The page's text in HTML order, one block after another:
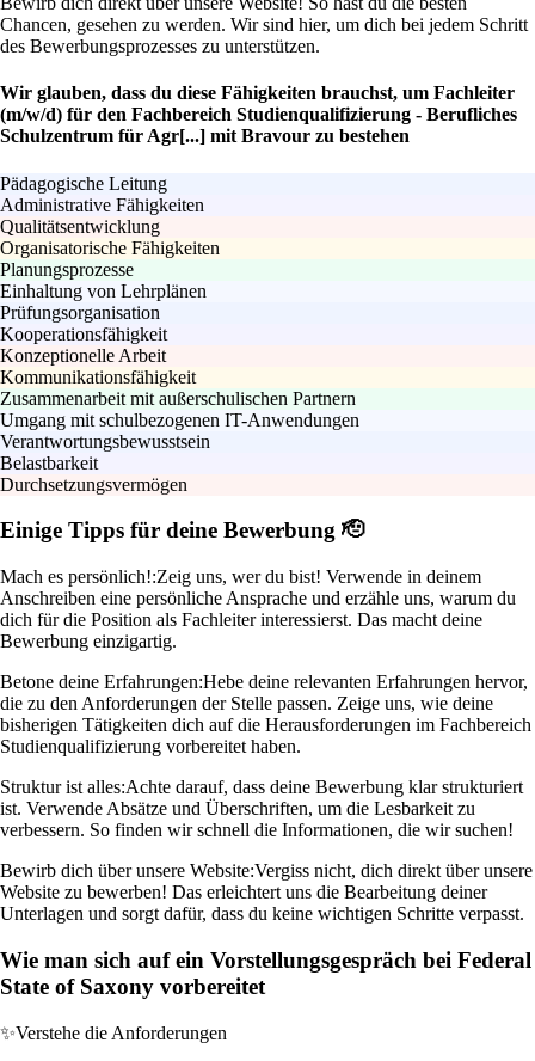
Chancen, gesehen zu werden. Wir sind hier, um dich bei jedem Schritt
des Bewerbungsprozesses zu unterstützen.
Wir glauben, dass du diese Fähigkeiten brauchst, um Fachleiter
(m/w/d) für den Fachbereich Studienqualifizierung - Berufliches
Schulzentrum für Agr[...] mit Bravour zu bestehen
Pädagogische Leitung
Administrative Fähigkeiten
Qualitätsentwicklung
Organisatorische Fähigkeiten
Planungsprozesse
Einhaltung von Lehrplänen
Prüfungsorganisation
Kooperationsfähigkeit
Konzeptionelle Arbeit
Kommunikationsfähigkeit
Zusammenarbeit mit außerschulischen Partnern
Umgang mit schulbezogenen IT-Anwendungen
Verantwortungsbewusstsein
Belastbarkeit
Durchsetzungsvermögen
Einige Tipps für deine Bewerbung 🫡
Mach es persönlich!:Zeig uns, wer du bist! Verwende in deinem
Anschreiben eine persönliche Ansprache und erzähle uns, warum du
dich für die Position als Fachleiter interessierst. Das macht deine
Bewerbung einzigartig.
Betone deine Erfahrungen:Hebe deine relevanten Erfahrungen hervor,
die zu den Anforderungen der Stelle passen. Zeige uns, wie deine
bisherigen Tätigkeiten dich auf die Herausforderungen im Fachbereich
Studienqualifizierung vorbereitet haben.
Struktur ist alles:Achte darauf, dass deine Bewerbung klar strukturiert
ist. Verwende Absätze und Überschriften, um die Lesbarkeit zu
verbessern. So finden wir schnell die Informationen, die wir suchen!
Bewirb dich über unsere Website:Vergiss nicht, dich direkt über unsere
Website zu bewerben! Das erleichtert uns die Bearbeitung deiner
Unterlagen und sorgt dafür, dass du keine wichtigen Schritte verpasst.
Wie man sich auf ein Vorstellungsgespräch bei Federal
State of Saxony vorbereitet
✨Verstehe die Anforderungen